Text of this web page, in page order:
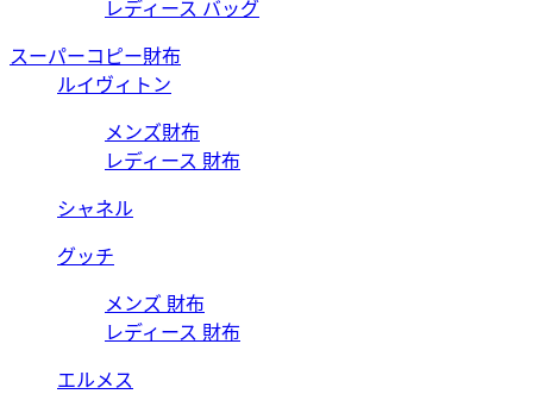
レディース バッグ
スーパーコピー財布
ルイヴィトン
メンズ財布
レディース 財布
シャネル
グッチ
メンズ 財布
レディース 財布
エルメス